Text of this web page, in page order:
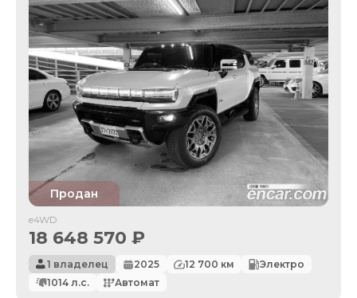
Продан
e4WD
18 648 570 ₽
1 владелец 2025 12 700 км
Электро
1014 л.с. Автомат